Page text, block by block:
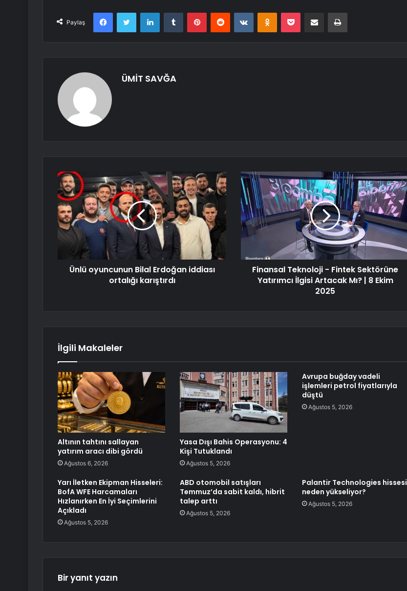
Paylaş
FacebookTwitter LinkedInTumblr PinterestReddit VKontakteOdnoklassniki
Pocket E-Posta ile paylaş Yazdır
ÜMİT SAVĞA
Ünlü oyuncunun Bilal Erdoğan iddiası
ortalığı karıştırdı
Finansal Teknoloji - Fintek Sektörüne
Yatırımcı İlgisi Artacak Mı? | 8 Ekim
2025
İlgili Makaleler
Altının tahtını sallayan
yatırım aracı dibi gördü
Ağustos 6, 2026
Yasa Dışı Bahis Operasyonu: 4
Kişi Tutuklandı
Ağustos 5, 2026
Avrupa buğday vadeli
işlemleri petrol fiyatlarıyla
düştü
Ağustos 5, 2026
Yarı İletken Ekipman Hisseleri:
BofA WFE Harcamaları
Hızlanırken En İyi Seçimlerini
Açıkladı
Ağustos 5, 2026
ABD otomobil satışları
Temmuz’da sabit kaldı, hibrit
talep arttı
Ağustos 5, 2026
Palantir Technologies hissesi
neden yükseliyor?
Ağustos 5, 2026
Bir yanıt yazın